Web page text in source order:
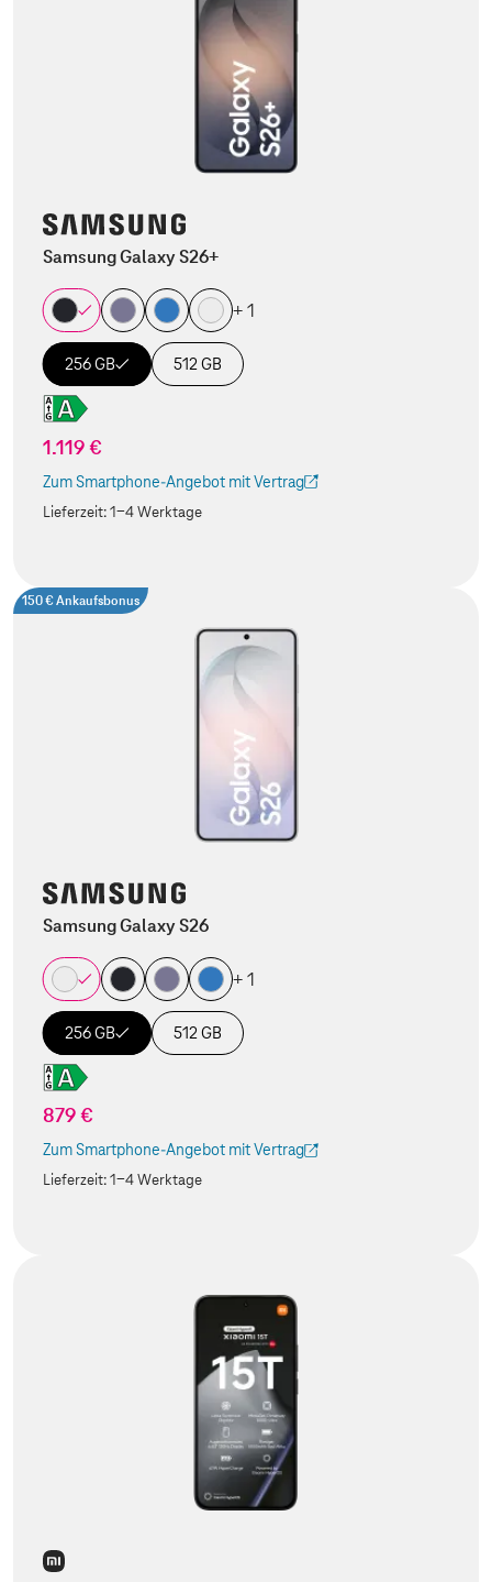
Samsung Galaxy S26+
+ 1
256 GB 512 GB
1.119 €
Zum Smartphone-Angebot mit Vertrag
(Der Link wird in einem neuen Tab geöffnet)
Lieferzeit:1-4 Werktage
150 € Ankaufsbonus
Samsung Galaxy S26
+ 1
256 GB 512 GB
879 €
Zum Smartphone-Angebot mit Vertrag
(Der Link wird in einem neuen Tab geöffnet)
Lieferzeit:1-4 Werktage